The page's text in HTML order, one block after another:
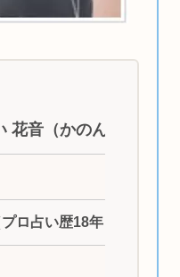
花音（かのん）先生
ロ占い歴18年 8ヶ月）